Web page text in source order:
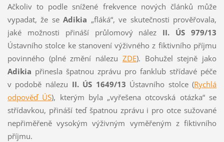
Ačkoliv to podle snížené frekvence nových článků může
vypadat, že seAdikia „fláká“, ve skutečnosti prověřovala,
jaké možnosti přináší průlomový nález II. ÚS 979/13
Ústavního stolce ke stanovení výživného z fiktivního příjmu
povinného (plné změní nálezu ZDE). Bohužel stejně jako
Adikia přinesla špatnou zprávu pro fanklub střídavé péče
v podobě nálezu II. ÚS 1649/13 Ústavního stolce (Rychlá
odpověď ÚS), kterým byla „vyřešena otcovská otázka“ se
střídavkou, přináší teď špatnou zprávu i pro otce sužované
nepřiměřeně vysokým výživným vyměřeným z fiktivního
příjmu.